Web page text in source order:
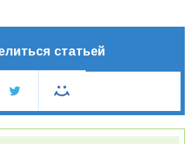
статьей